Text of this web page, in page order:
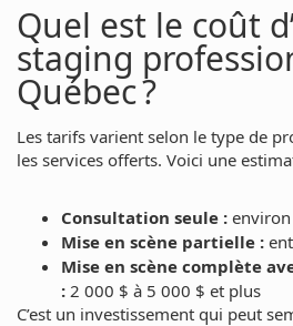
Quel est le coût
staging
Québec ?
Les tarifs varient selon le type de
les services offerts. Voici une
Consultation seule :
Mise en scène partielle :
Mise en scène complète
: 2 000 $ à 5 000 $ et plus
C’est un investissement qui peut